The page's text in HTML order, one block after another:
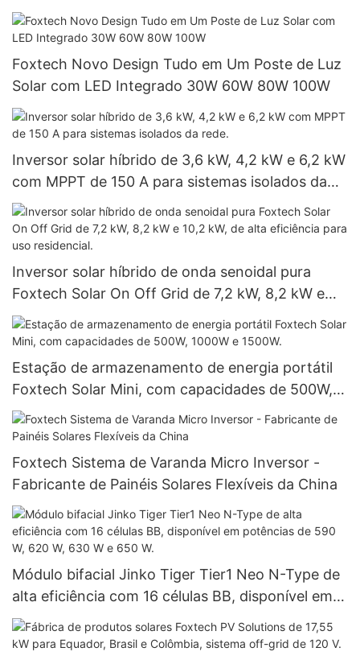
remoto, sensor de movimento, classificação IP65
e bateria de lítio.
Foxtech Novo Design Tudo em Um Poste de Luz
Solar com LED Integrado 30W 60W 80W 100W
Inversor solar híbrido de 3,6 kW, 4,2 kW e 6,2 kW
com MPPT de 150 A para sistemas isolados da
rede.
Inversor solar híbrido de onda senoidal pura
Foxtech Solar On Off Grid de 7,2 kW, 8,2 kW e
10,2 kW, de alta eficiência para uso residencial.
Estação de armazenamento de energia portátil
Foxtech Solar Mini, com capacidades de 500W,
1000W e 1500W.
Foxtech Sistema de Varanda Micro Inversor -
Fabricante de Painéis Solares Flexíveis da China
Módulo bifacial Jinko Tiger Tier1 Neo N-Type de
alta eficiência com 16 células BB, disponível em
potências de 590 W, 620 W, 630 W e 650 W.